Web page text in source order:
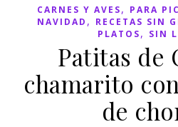
CARNES Y AVES, PARA
NAVIDAD , RECETAS SIN
PLATOS, SIN
Patitas de
chamarito
de